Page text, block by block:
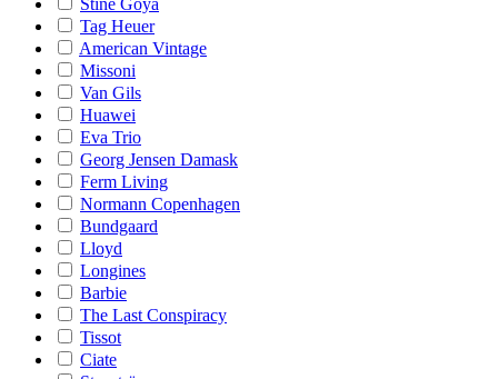
Stine Goya
Tag Heuer
American Vintage
Missoni
Van Gils
Huawei
Eva Trio
Georg Jensen Damask
Ferm Living
Normann Copenhagen
Bundgaard
Lloyd
Longines
Barbie
The Last Conspiracy
Tissot
Ciate